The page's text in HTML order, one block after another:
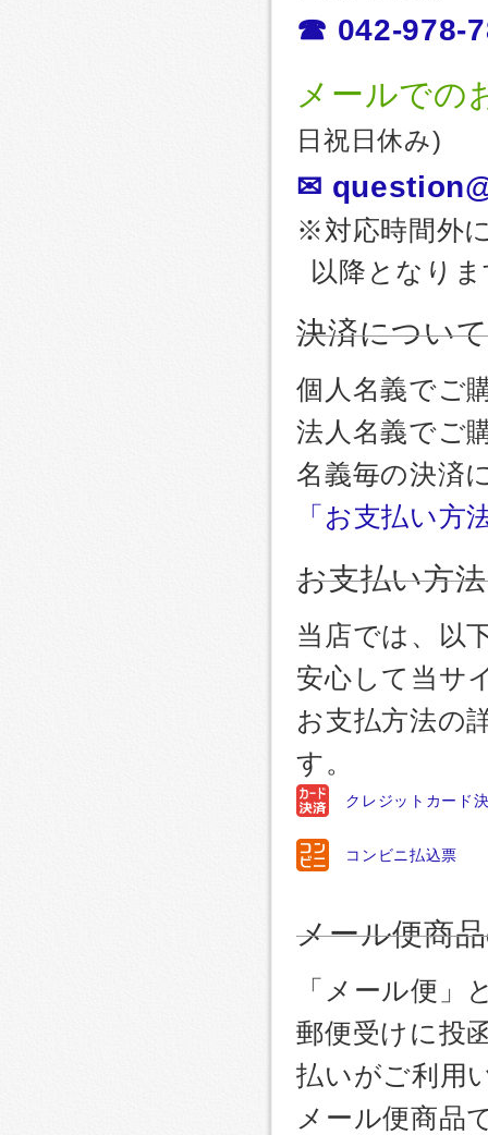
☎ 042-978-
メールでの
日祝日休み)
✉
※対応時間外
以降となり
決済について
個人名義でご
法人名義でご
名義毎の決済
「お支払い方
お支払い方
当店では、以
安心して当サ
お支払方法の
す。
クレジットカード
コンビニ払込票
メール便商
「メール便」
郵便受けに投
払いがご利用
メール便商品